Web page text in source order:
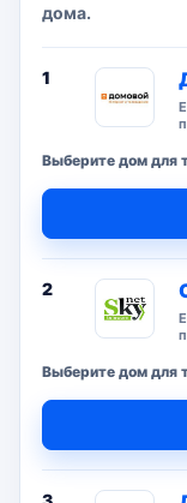
дома.
1
Выберите дом для
2
Выберите дом для